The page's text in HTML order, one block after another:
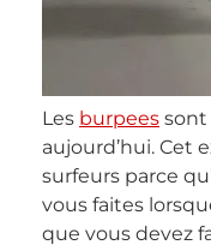
Les burpees
aujourd’hui. Cet
surfeurs parce
vous faites
que vous devez